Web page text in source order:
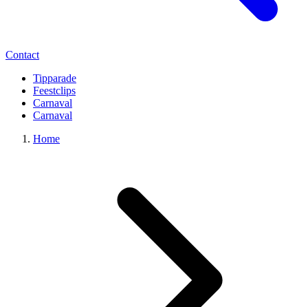
Contact
Tipparade
Feestclips
Carnaval
Carnaval
Home